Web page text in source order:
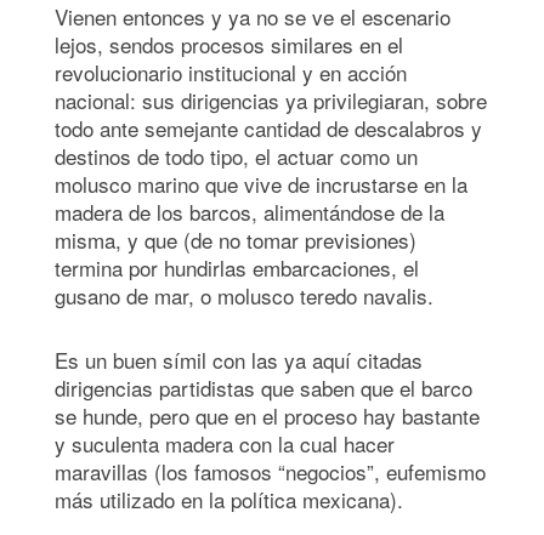
Vienen entonces y ya no se ve el escenario
lejos, sendos procesos similares en el
revolucionario institucional y en acción
nacional: sus dirigencias ya privilegiaran, sobre
todo ante semejante cantidad de descalabros y
destinos de todo tipo, el actuar como un
molusco marino que vive de incrustarse en la
madera de los barcos, alimentándose de la
misma, y que (de no tomar previsiones)
termina por hundirlas embarcaciones, el
gusano de mar, o molusco teredo navalis.
Es un buen símil con las ya aquí citadas
dirigencias partidistas que saben que el barco
se hunde, pero que en el proceso hay bastante
y suculenta madera con la cual hacer
maravillas (los famosos “negocios”, eufemismo
más utilizado en la política mexicana).